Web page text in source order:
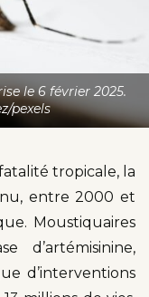
le 6 février 2025.
pexels
tropicale, la
entre 2000 et
Moustiquaires
d’artémisinine,
d’interventions